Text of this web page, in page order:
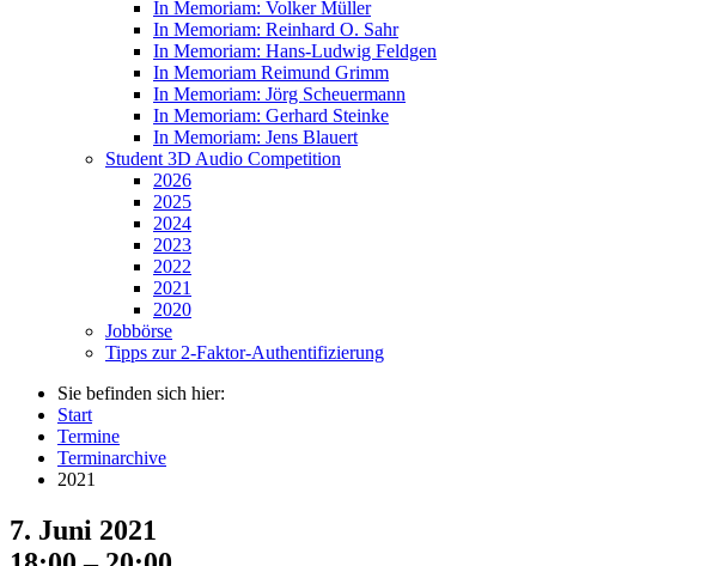
In Memoriam: Volker Müller
In Memoriam: Reinhard O. Sahr
In Memoriam: Hans-Ludwig Feldgen
In Memoriam Reimund Grimm
In Memoriam: Jörg Scheuermann
In Memoriam: Gerhard Steinke
In Memoriam: Jens Blauert
Student 3D Audio Competition
2026
2025
2024
2023
2022
2021
2020
Jobbörse
Tipps zur 2-Faktor-Authentifizierung
Sie befinden sich hier:
Start
Termine
Terminarchive
2021
7. Juni 2021